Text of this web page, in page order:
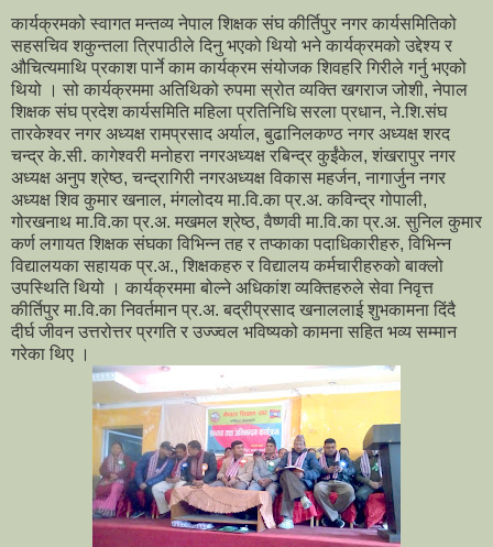
कार्यक्रमको स्वागत मन्तव्य नेपाल शिक्षक संघ कीर्तिपुर नगर कार्यसमितिको
सहसचिव शकुन्तला त्रिपाठीले दिनु भएको थियो भने कार्यक्रमको उद्देश्य र
औचित्यमाथि प्रकाश पार्ने काम कार्यक्रम संयोजक शिवहरि गिरीले गर्नु भएको
थियो । सो कार्यक्रममा अतिथिको रुपमा स्रोत व्यक्ति खगराज जोशी, नेपाल
शिक्षक संघ प्रदेश कार्यसमिति महिला प्रतिनिधि सरला प्रधान, ने.शि.संघ
तारकेश्वर नगर अध्यक्ष रामप्रसाद अर्याल, बुढानिलकण्ठ नगर अध्यक्ष शरद
चन्द्र के.सी. कागेश्वरी मनोहरा नगरअध्यक्ष रबिन्द्र कुईंकेल, शंखरापुर नगर
अध्यक्ष अनुप श्रेष्ठ, चन्द्रागिरी नगरअध्यक्ष विकास महर्जन, नागार्जुन नगर
अध्यक्ष शिव कुमार खनाल, मंगलोदय मा.वि.का प्र.अ. कविन्द्र गोपाली,
गोरखनाथ मा.वि.का प्र.अ. मखमल श्रेष्ठ, वैष्णवी मा.वि.का प्र.अ. सुनिल कुमार
कर्ण लगायत शिक्षक संघका विभिन्न तह र तप्काका पदाधिकारीहरु, विभिन्न
विद्यालयका सहायक प्र.अ., शिक्षकहरु र विद्यालय कर्मचारीहरुको बाक्लो
उपस्थिति थियो । कार्यक्रममा बोल्ने अधिकांश व्यक्तिहरुले सेवा निवृत्त
कीर्तिपुर मा.वि.का निवर्तमान प्र.अ. बद्रीप्रसाद खनाललाई शुभकामना दिंदै
दीर्घ जीवन उत्तरोत्तर प्रगति र उज्ज्वल भविष्यको कामना सहित भव्य सम्मान
गरेका थिए ।